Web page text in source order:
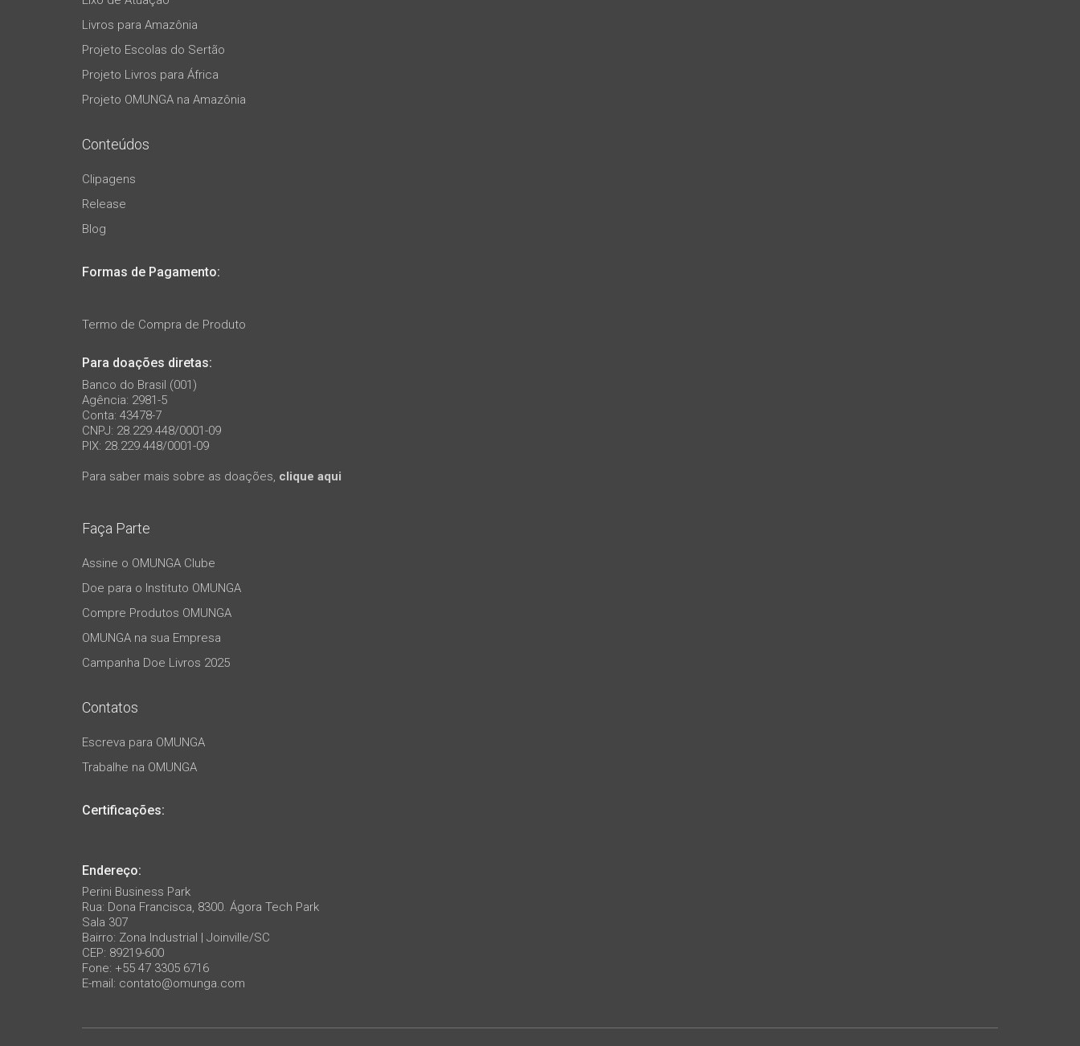
Livros para Amazônia
Projeto Escolas do Sertão
Projeto Livros para África
Projeto OMUNGA na Amazônia
Conteúdos
Clipagens
Release
Blog
Formas de Pagamento:
Termo de Compra de Produto
Para doações diretas:
Banco do Brasil (001)
Agência: 2981-5
Conta: 43478-7
CNPJ: 28.229.448/0001-09
PIX: 28.229.448/0001-09
Para saber mais sobre as doações, clique aqui
Faça Parte
Assine o OMUNGA Clube
Doe para o Instituto OMUNGA
Compre Produtos OMUNGA
OMUNGA na sua Empresa
Campanha Doe Livros 2025
Contatos
Escreva para OMUNGA
Trabalhe na OMUNGA
Certificações:
Endereço:
Perini Business Park
Rua: Dona Francisca, 8300. Ágora Tech Park
Sala 307
Bairro: Zona Industrial | Joinville/SC
CEP: 89219-600
Fone: +55 47 3305 6716
E-mail: contato@omunga.com